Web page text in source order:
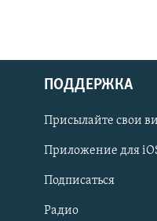
Українською
Qırımtatar
ПРИСОЕДИНЯЙТЕСЬ!
ПОДДЕРЖКА
Присылайте свои
Приложение для
Подписаться
Радио